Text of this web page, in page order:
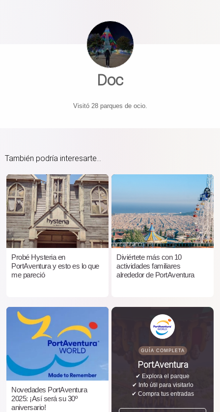
Doc
Visitó 28 parques de ocio.
También podría interesarte...
Probé Hysteria en
PortAventura y esto es lo que
me pareció
Diviértete más con 10
actividades familiares
alrededor de PortAventura
Novedades PortAventura
2025: ¡Así será su 30º
aniversario!
GUÍA COMPLETA
PortAventura
✔ Explora el parque
✔ Info útil para visitarlo
✔ Compra tus entradas